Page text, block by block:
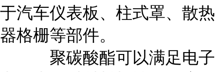
于汽车仪表板、柱式罩、散热
器格栅等部件。
聚碳酸酯可以满足电子